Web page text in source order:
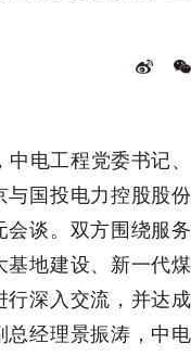
电工程党委书记、
与国投电力控股股份
谈。双方围绕服务
基地建设、新一代煤
行深入交流，并达成
总经理景振涛，中电